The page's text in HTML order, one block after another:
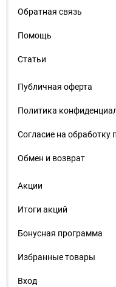
Обратная связь
Помощь
Статьи
Публичная оферта
Политика
Согласие на
Обмен и возврат
Акции
Итоги акций
Бонусная программа
Избранные товары
Вход